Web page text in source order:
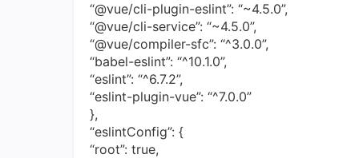
“@vue/cli-plugin-eslint”: “~4.5.0”,
“@vue/cli-service”: “~4.5.0”,
“@vue/compiler-sfc”: “^3.0.0”,
“babel-eslint”: “^10.1.0”,
“eslint”: “^6.7.2”,
“eslint-plugin-vue”: “^7.0.0”
},
“eslintConfig”: {
“root”: true,